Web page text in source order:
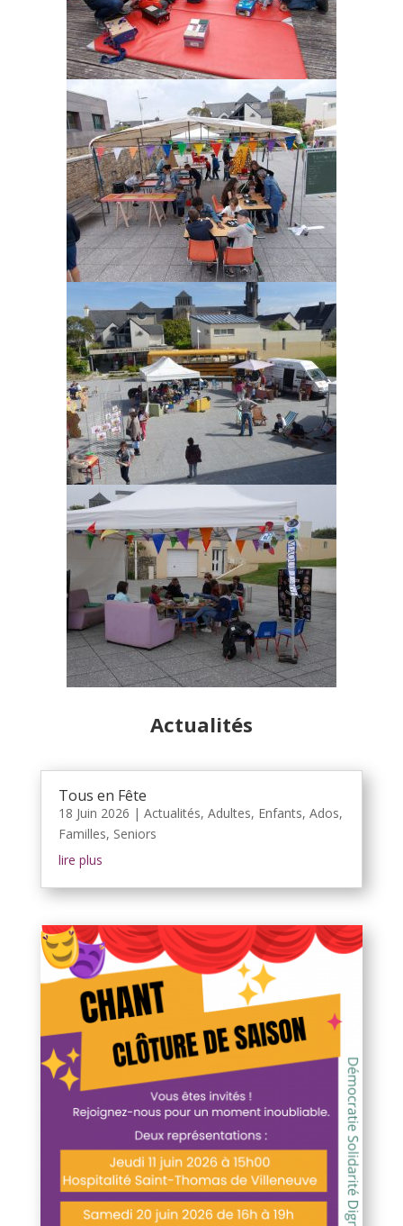
Actualités
Tous en Fête
18 Juin 2026 | Actualités, Adultes, Enfants, Ados,
Familles, Seniors
lire plus